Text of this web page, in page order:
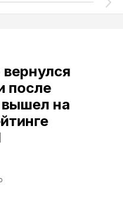
после
вышел на